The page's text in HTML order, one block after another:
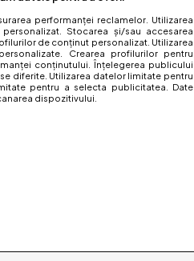
performanței reclamelor. Utilizarea
Stocarea și/sau accesarea
de conținut personalizat. Utilizarea
Crearea profilurilor pentru
conținutului. Înțelegerea publicului
diferite. Utilizarea datelor limitate pentru
pentru a selecta publicitatea. Date
dispozitivului.